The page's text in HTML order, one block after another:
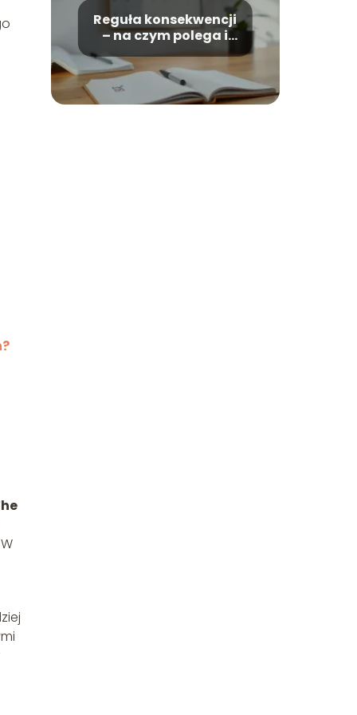
Reguła konsekwencji
– na czym polega i
jak działa?